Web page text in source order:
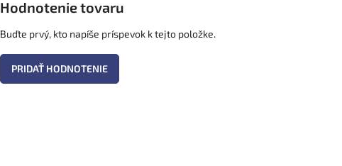
Hodnotenie tovaru
Buďte prvý, kto napíše príspevok k tejto položke.
PRIDAŤ HODNOTENIE